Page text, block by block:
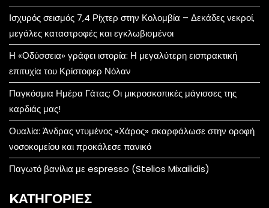
Ισχυρός σεισμός 7,4 Ρίχτερ στην Κολομβία – Δεκάδες νεκροί,
μεγάλες καταστροφές και εγκλωβισμένοι
Η «Οδύσσεια» γράφει ιστορία: Η μεγαλύτερη εισπρακτική
επιτυχία του Κρίστοφερ Νόλαν
Παγκόσμια Ημέρα Γάτας: Οι μικροσκοπικές μάγισσες της
καρδιάς μας!
Ουαλία: Άνδρας ντυμένος «Χάρος» σκαρφάλωσε στην οροφή
νοσοκομείου και προκάλεσε πανικό
Παγωτό βανίλια με espresso (Stelios Mixailidis)
KΑΤΗΓΟΡΊΕΣ